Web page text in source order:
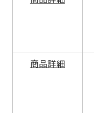
商品詳細